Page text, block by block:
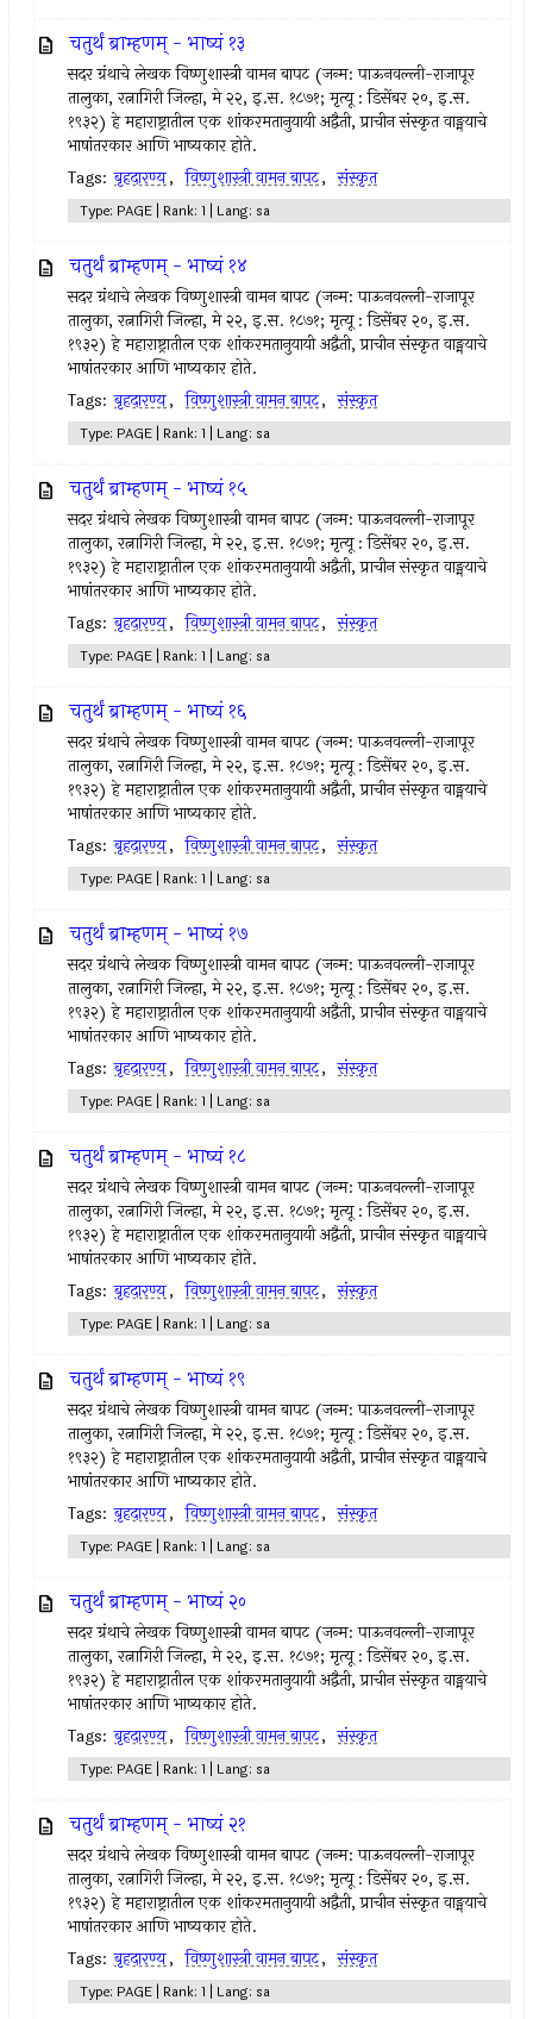
चतुर्थं ब्राम्हणम् - भाष्यं १३
सदर ग्रंथाचे लेखक विष्णुशास्त्री वामन बापट (जन्म: पाऊनवल्ली-राजापूर
तालुका, रत्नागिरी जिल्हा, मे २२, इ.स. १८७१; मृत्यू : डिसेंबर २०, इ.स.
१९३२) हे महाराष्ट्रातील एक शांकरमतानुयायी अद्वैती, प्राचीन संस्कृत वाङ्मयाचे
भाषांतरकार आणि भाष्यकार होते.
Tags: बृहदारण्य, विष्णुशास्त्री वामन बापट, संस्कृत
Type: PAGE | Rank: 1 | Lang: sa
चतुर्थं ब्राम्हणम् - भाष्यं १४
सदर ग्रंथाचे लेखक विष्णुशास्त्री वामन बापट (जन्म: पाऊनवल्ली-राजापूर
तालुका, रत्नागिरी जिल्हा, मे २२, इ.स. १८७१; मृत्यू : डिसेंबर २०, इ.स.
१९३२) हे महाराष्ट्रातील एक शांकरमतानुयायी अद्वैती, प्राचीन संस्कृत वाङ्मयाचे
भाषांतरकार आणि भाष्यकार होते.
Tags: बृहदारण्य, विष्णुशास्त्री वामन बापट, संस्कृत
Type: PAGE | Rank: 1 | Lang: sa
चतुर्थं ब्राम्हणम् - भाष्यं १५
सदर ग्रंथाचे लेखक विष्णुशास्त्री वामन बापट (जन्म: पाऊनवल्ली-राजापूर
तालुका, रत्नागिरी जिल्हा, मे २२, इ.स. १८७१; मृत्यू : डिसेंबर २०, इ.स.
१९३२) हे महाराष्ट्रातील एक शांकरमतानुयायी अद्वैती, प्राचीन संस्कृत वाङ्मयाचे
भाषांतरकार आणि भाष्यकार होते.
Tags: बृहदारण्य, विष्णुशास्त्री वामन बापट, संस्कृत
Type: PAGE | Rank: 1 | Lang: sa
चतुर्थं ब्राम्हणम् - भाष्यं १६
सदर ग्रंथाचे लेखक विष्णुशास्त्री वामन बापट (जन्म: पाऊनवल्ली-राजापूर
तालुका, रत्नागिरी जिल्हा, मे २२, इ.स. १८७१; मृत्यू : डिसेंबर २०, इ.स.
१९३२) हे महाराष्ट्रातील एक शांकरमतानुयायी अद्वैती, प्राचीन संस्कृत वाङ्मयाचे
भाषांतरकार आणि भाष्यकार होते.
Tags: बृहदारण्य, विष्णुशास्त्री वामन बापट, संस्कृत
Type: PAGE | Rank: 1 | Lang: sa
चतुर्थं ब्राम्हणम् - भाष्यं १७
सदर ग्रंथाचे लेखक विष्णुशास्त्री वामन बापट (जन्म: पाऊनवल्ली-राजापूर
तालुका, रत्नागिरी जिल्हा, मे २२, इ.स. १८७१; मृत्यू : डिसेंबर २०, इ.स.
१९३२) हे महाराष्ट्रातील एक शांकरमतानुयायी अद्वैती, प्राचीन संस्कृत वाङ्मयाचे
भाषांतरकार आणि भाष्यकार होते.
Tags: बृहदारण्य, विष्णुशास्त्री वामन बापट, संस्कृत
Type: PAGE | Rank: 1 | Lang: sa
चतुर्थं ब्राम्हणम् - भाष्यं १८
सदर ग्रंथाचे लेखक विष्णुशास्त्री वामन बापट (जन्म: पाऊनवल्ली-राजापूर
तालुका, रत्नागिरी जिल्हा, मे २२, इ.स. १८७१; मृत्यू : डिसेंबर २०, इ.स.
१९३२) हे महाराष्ट्रातील एक शांकरमतानुयायी अद्वैती, प्राचीन संस्कृत वाङ्मयाचे
भाषांतरकार आणि भाष्यकार होते.
Tags: बृहदारण्य, विष्णुशास्त्री वामन बापट, संस्कृत
Type: PAGE | Rank: 1 | Lang: sa
चतुर्थं ब्राम्हणम् - भाष्यं १९
सदर ग्रंथाचे लेखक विष्णुशास्त्री वामन बापट (जन्म: पाऊनवल्ली-राजापूर
तालुका, रत्नागिरी जिल्हा, मे २२, इ.स. १८७१; मृत्यू : डिसेंबर २०, इ.स.
१९३२) हे महाराष्ट्रातील एक शांकरमतानुयायी अद्वैती, प्राचीन संस्कृत वाङ्मयाचे
भाषांतरकार आणि भाष्यकार होते.
Tags: बृहदारण्य, विष्णुशास्त्री वामन बापट, संस्कृत
Type: PAGE | Rank: 1 | Lang: sa
चतुर्थं ब्राम्हणम् - भाष्यं २०
सदर ग्रंथाचे लेखक विष्णुशास्त्री वामन बापट (जन्म: पाऊनवल्ली-राजापूर
तालुका, रत्नागिरी जिल्हा, मे २२, इ.स. १८७१; मृत्यू : डिसेंबर २०, इ.स.
१९३२) हे महाराष्ट्रातील एक शांकरमतानुयायी अद्वैती, प्राचीन संस्कृत वाङ्मयाचे
भाषांतरकार आणि भाष्यकार होते.
Tags: बृहदारण्य, विष्णुशास्त्री वामन बापट, संस्कृत
Type: PAGE | Rank: 1 | Lang: sa
चतुर्थं ब्राम्हणम् - भाष्यं २१
सदर ग्रंथाचे लेखक विष्णुशास्त्री वामन बापट (जन्म: पाऊनवल्ली-राजापूर
तालुका, रत्नागिरी जिल्हा, मे २२, इ.स. १८७१; मृत्यू : डिसेंबर २०, इ.स.
१९३२) हे महाराष्ट्रातील एक शांकरमतानुयायी अद्वैती, प्राचीन संस्कृत वाङ्मयाचे
भाषांतरकार आणि भाष्यकार होते.
Tags: बृहदारण्य, विष्णुशास्त्री वामन बापट, संस्कृत
Type: PAGE | Rank: 1 | Lang: sa